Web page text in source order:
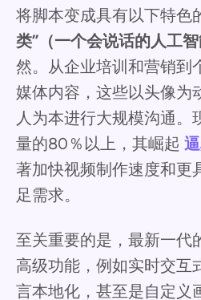
将脚本变成具有以下特色
类”（一个会说话的人工智
然。从企业培训和营销到
媒体内容，这些以头像为
人为本进行大规模沟通。
量的80％以上，其崛起
著加快视频制作速度和更
足需求。
至关重要的是，最新一代
高级功能，例如实时交互
言本地化，甚至是自定义